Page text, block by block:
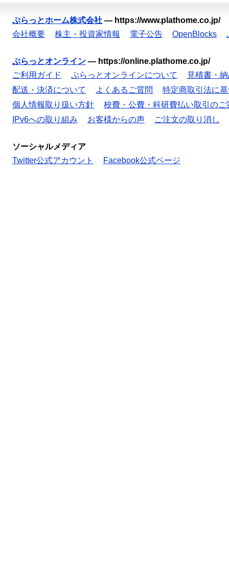
ぷらっとホーム株式会社 — https://www.plathome.co.jp/
会社概要
株主・投資家情報 電子公告 OpenBlocks
ぷらっとオンライン — https://online.plathome.co.jp/
ご利用ガイド
ぷらっとオンラインについて
見積書・
配送・決済について
よくあるご質問
特定商取引法に
個人情報取り扱い方針
校費・公費・科研費払い取引のご
IPv6への取り組み
お客様からの声 ご注文の取り消し
ソーシャルメディア
Twitter公式アカウント
Facebook公式ページ